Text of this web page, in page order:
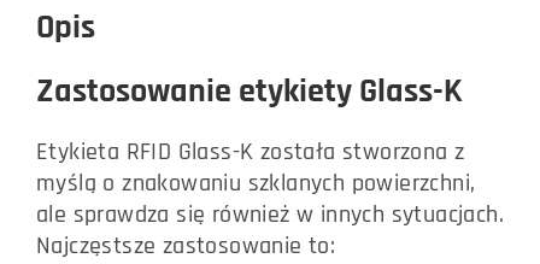
Opis
Zastosowanie etykiety Glass-K
Etykieta RFID Glass-K została stworzona z
myślą o znakowaniu szklanych powierzchni,
ale sprawdza się również w innych sytuacjach.
Najczęstsze zastosowanie to: